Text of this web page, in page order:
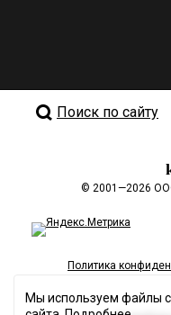
Поиск по сайту
© 2001—2026
Политика
Мы используем файлы